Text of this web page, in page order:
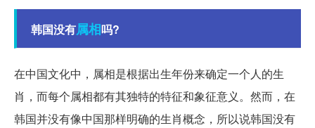
韩国没有属相吗?
在中国文化中，属相是根据出生年份来确定一个人的生
肖，而每个属相都有其独特的特征和象征意义。然而，在
韩国并没有像中国那样明确的生肖概念，所以说韩国没有